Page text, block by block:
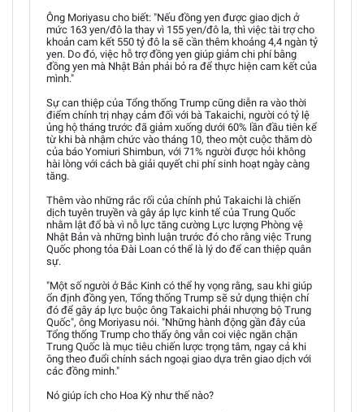
Ông Moriyasu cho biết: "Nếu đồng yen được giao dịch ở
mức 163 yen/đô la thay vì 155 yen/đô la, thì việc tài trợ cho
khoản cam kết 550 tỷ đô la sẽ cần thêm khoảng 4,4 ngàn tỷ
yen. Do đó, việc hỗ trợ đồng yen giúp giảm chi phí bằng
đồng yen mà Nhật Bản phải bỏ ra để thực hiện cam kết của
mình."
Sự can thiệp của Tổng thống Trump cũng diễn ra vào thời
điểm chính trị nhạy cảm đối với bà Takaichi, người có tỷ lệ
ủng hộ tháng trước đã giảm xuống dưới 60% lần đầu tiên kể
từ khi bà nhậm chức vào tháng 10, theo một cuộc thăm dò
của báo Yomiuri Shimbun, với 71% người được hỏi không
hài lòng với cách bà giải quyết chi phí sinh hoạt ngày càng
tăng.
Thêm vào những rắc rối của chính phủ Takaichi là chiến
dịch tuyên truyền và gây áp lực kinh tế của Trung Quốc
nhằm lật đổ bà vì nỗ lực tăng cường Lực lượng Phòng vệ
Nhật Bản và những bình luận trước đó cho rằng việc Trung
Quốc phong tỏa Đài Loan có thể là lý do để can thiệp quân
sự.
"Một số người ở Bắc Kinh có thể hy vọng rằng, sau khi giúp
ổn định đồng yen, Tổng thống Trump sẽ sử dụng thiện chí
đó để gây áp lực buộc ông Takaichi phải nhượng bộ Trung
Quốc", ông Moriyasu nói. "Những hành động gần đây của
Tổng thống Trump cho thấy ông vẫn coi việc ngăn chặn
Trung Quốc là mục tiêu chiến lược trọng tâm, ngay cả khi
ông theo đuổi chính sách ngoại giao dựa trên giao dịch với
các đồng minh."
Nó giúp ích cho Hoa Kỳ như thế nào?